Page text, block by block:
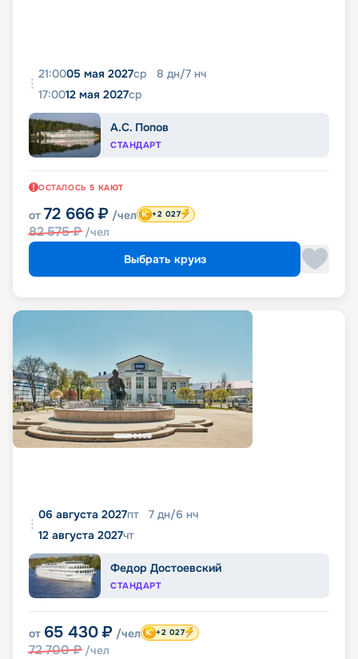
21:0005 мая 2027ср 8 дн/7 нч
17:0012 мая 2027ср
А.С. Попов
СТАНДАРТ
ОСТАЛОСЬ 5 КАЮТ
от 72 666 ₽ /чел
82 575₽ /чел
+2 027
Выбрать круиз
06 августа 2027пт 7 дн/6 нч
12 августа 2027чт
Федор Достоевский
СТАНДАРТ
от 65 430 ₽ /чел
72 700₽ /чел
+2 027